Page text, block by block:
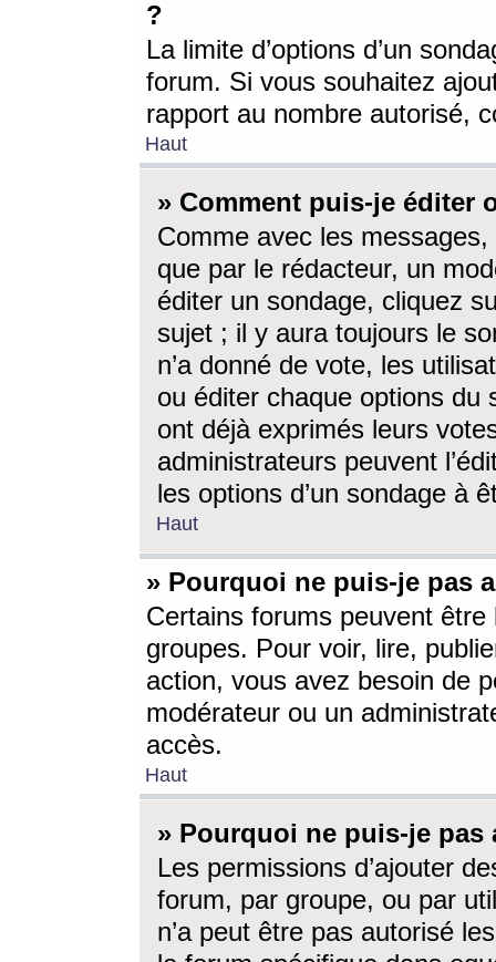
?
La limite d’options d’un
forum. Si vous souhaitez
rapport au nombre autorisé,
Haut
» Comment puis-je éditer
Comme avec les
que par le rédacteur, un
éditer un sondage, cliquez
sujet ; il y aura toujours le
n’a donné de vote, les
ou éditer chaque options du
ont déjà exprimés leurs
administrateurs peuvent
les options d’un sondage à
Haut
» Pourquoi ne puis-je pas
Certains forums peuvent être
groupes. Pour voir, lire,
action, vous avez besoin de
modérateur ou un
accès.
Haut
» Pourquoi ne puis-je
Les permissions d’ajouter
forum, par groupe, ou par
n’a peut être pas autorisé